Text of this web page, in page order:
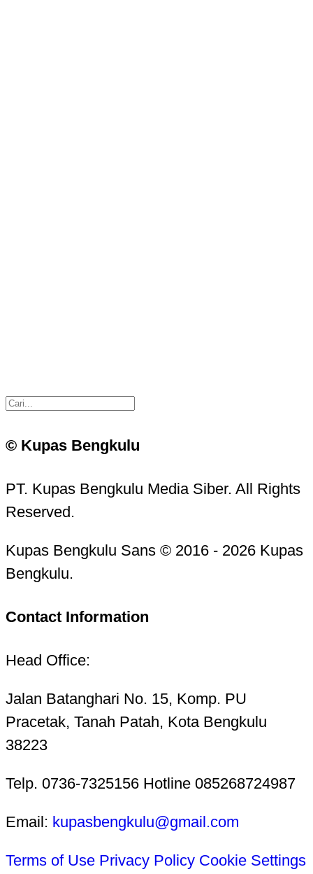
© Kupas Bengkulu
PT. Kupas Bengkulu Media Siber. All Rights
Reserved.
Kupas Bengkulu Sans © 2016 - 2026 Kupas
Bengkulu.
Contact Information
Head Office:
Jalan Batanghari No. 15, Komp. PU
Pracetak, Tanah Patah, Kota Bengkulu
38223
Telp. 0736-7325156 Hotline 085268724987
Email: kupasbengkulu@gmail.com
Terms of Use Privacy Policy Cookie Settings